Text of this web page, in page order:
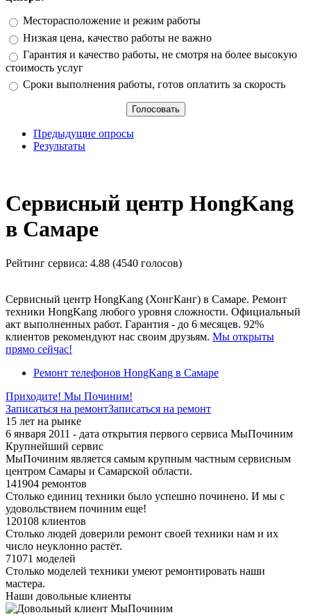
Варианты
Месторасположение и режим работы
Низкая цена, качество работы не важно
Гарантия и качество работы, не смотря на более высокую
стоимость услуг
Сроки выполнения работы, готов оплатить за скорость
Предыдущие опросы
Результаты
Сервисный центр HongKang
в Самаре
Рейтинг сервиса: 4.88 (4540 голосов)
Сервисный центр HongKang (ХонгКанг) в Самаре. Ремонт
техники HongKang любого уровня сложности. Официальный
акт выполненных работ. Гарантия - до 6 месяцев. 92%
клиентов рекомендуют нас своим друзьям. Мы открыты
прямо сейчас!
Ремонт телефонов HongKang в Самаре
Приходите! Мы Починим!
Записаться на ремонтЗаписаться на ремонт
15 лет на рынке
6 января 2011 - дата открытия первого сервиса МыПочиним
Крупнейший сервис
МыПочиним является самым крупным частным сервисным
центром Самары и Самарской области.
141904 ремонтов
Столько единиц техники было успешно починено. И мы с
удовольствием починим еще!
120108 клиентов
Столько людей доверили ремонт своей техники нам и их
число неуклонно растёт.
71071 моделей
Столько моделей техники умеют ремонтировать наши
мастера.
Наши довольные клиенты